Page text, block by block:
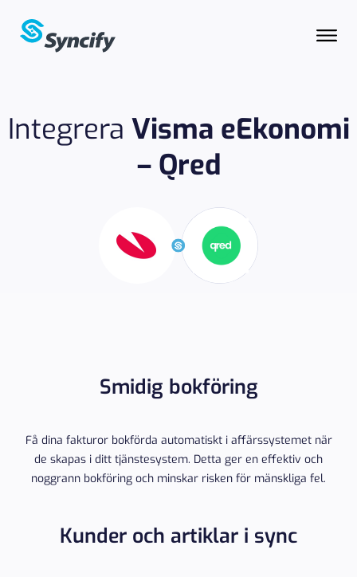
Integrera Visma eEkonomi
– Qred
Smidig bokföring
Få dina fakturor bokförda automatiskt i affärssystemet när
de skapas i ditt tjänstesystem. Detta ger en effektiv och
noggrann bokföring och minskar risken för mänskliga fel.
Kunder och artiklar i sync